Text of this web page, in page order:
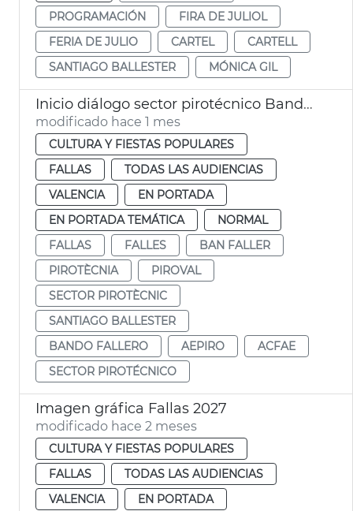
PROGRAMACIÓN
FIRA DE JULIOL
FERIA DE JULIO
CARTEL
CARTELL
SANTIAGO BALLESTER
MÓNICA GIL
Inicio diálogo sector pirotécnico Bando Faller
modificado hace 1 mes
CULTURA Y FIESTAS POPULARES
FALLAS
TODAS LAS AUDIENCIAS
VALENCIA
EN PORTADA
EN PORTADA TEMÁTICA
NORMAL
FALLAS
FALLES
BAN FALLER
PIROTÈCNIA
PIROVAL
SECTOR PIROTÈCNIC
SANTIAGO BALLESTER
BANDO FALLERO
AEPIRO
ACFAE
SECTOR PIROTÉCNICO
Imagen gráfica Fallas 2027
modificado hace 2 meses
CULTURA Y FIESTAS POPULARES
FALLAS
TODAS LAS AUDIENCIAS
VALENCIA
EN PORTADA